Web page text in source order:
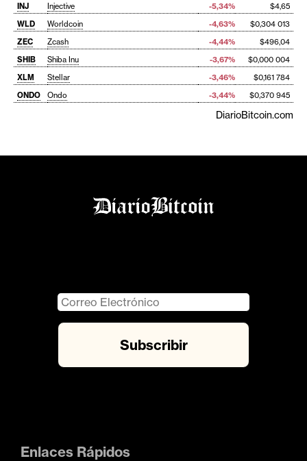
INJ
Injective -5,34%
$4,65
WLD
Worldcoin -4,63%
$0,304 013
ZEC
Zcash -4,44%
$496,04
SHIB
Shiba Inu -3,67%
$0,000 004
XLM
Stellar -3,46%
$0,161 784
ONDO
Ondo -3,44% $0,370 945
DiarioBitcoin.com
Enlaces Rápidos